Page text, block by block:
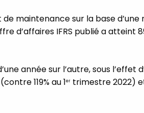
maintenance sur la base
d’affaires IFRS publié a atteint
année sur l’autre, sous l’effet
119% au 1er trimestre 2022)